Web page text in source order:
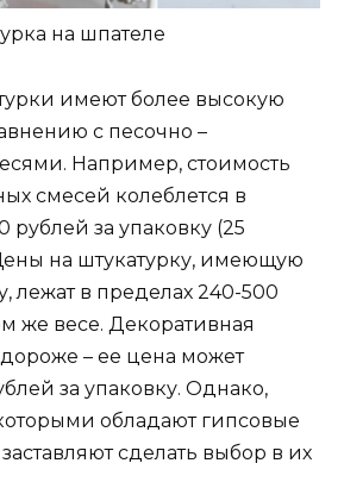
на шпателе
имеют более высокую
с песочно –
Например, стоимость
смесей колеблется в
рублей за упаковку (25
на штукатурку, имеющую
лежат в пределах 240-500
же весе. Декоративная
– ее цена может
за упаковку. Однако,
обладают гипсовые
сделать выбор в их